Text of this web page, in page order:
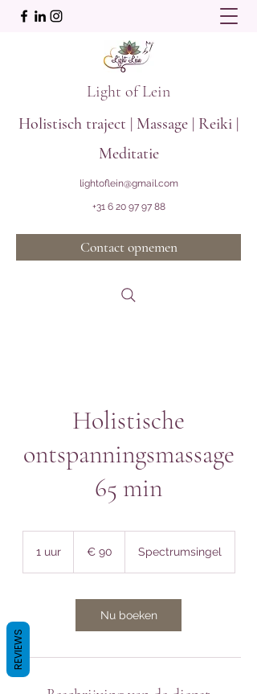
Light of Lein
Holistisch traject | Massage | Reiki |
Meditatie
lightoflein@gmail.com
+31 6 20 97 97 88
Contact opnemen
Holistische
ontspanningsmassage
65 min
1 uur1
€ 90 Spectrumsingel
Nu boeken
REVIEWS